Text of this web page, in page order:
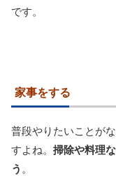
です。
家事をする
普段やりたいことが
すよね。 掃除や料理
う 。